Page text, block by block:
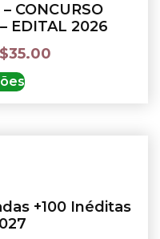
CONCURSO
EDITAL 2026
35.00
+100 Inéditas